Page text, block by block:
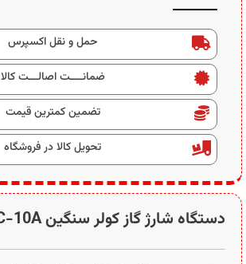
دستگاه شارژ گاز کولر سنگین RCC-10A تکتینو
حمل و نقل اکسپرس
ضمانــــت اصالـــت کالا
تضمین کمترین قیمت
تحویل کالا در فروشگاه